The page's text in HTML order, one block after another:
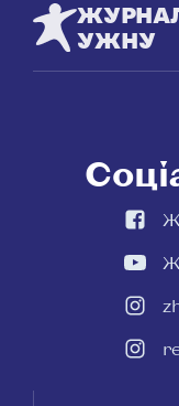
УЖНУ